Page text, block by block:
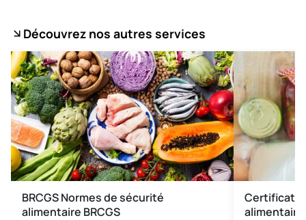
Découvrez nos autres services
BRCGS Normes de sécurité
alimentaire BRCGS